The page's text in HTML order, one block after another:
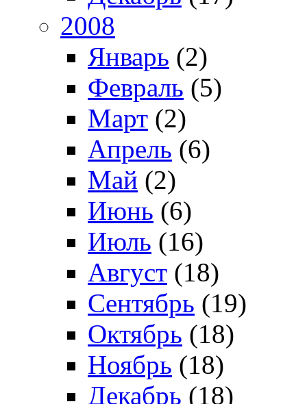
2008
Январь (2)
Февраль (5)
Март (2)
Апрель (6)
Май (2)
Июнь (6)
Июль (16)
Август (18)
Сентябрь (19)
Октябрь (18)
Ноябрь (18)
Декабрь (18)